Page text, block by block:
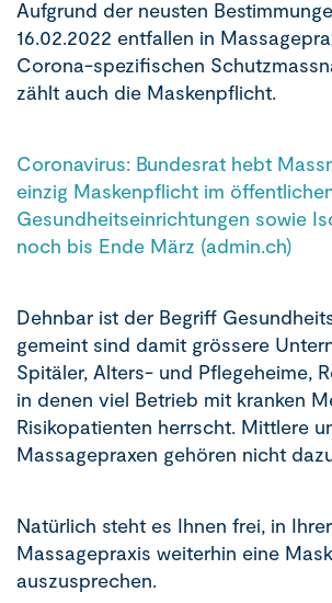
Aufgrund der neusten
16.02.2022 entfallen in
Corona-spezifischen
zählt auch die Maskenpflicht.
Coronavirus: Bundesrat hebt
einzig Maskenpflicht im
Gesundheitseinrichtungen sowie
noch bis Ende März (admin.ch)
Dehnbar ist der Begriff
gemeint sind damit grössere
Spitäler, Alters- und Pflegeheime,
in denen viel Betrieb mit kranken
Risikopatienten herrscht. Mittlere
Massagepraxen gehören nicht
Natürlich steht es Ihnen frei, in
Massagepraxis weiterhin eine
auszusprechen.